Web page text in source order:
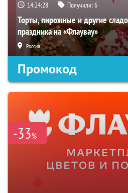
14:24:27 Получили:6
Торты, пирожные и другие
праздника на «Флаувау»
Россия
Промокод
-33%